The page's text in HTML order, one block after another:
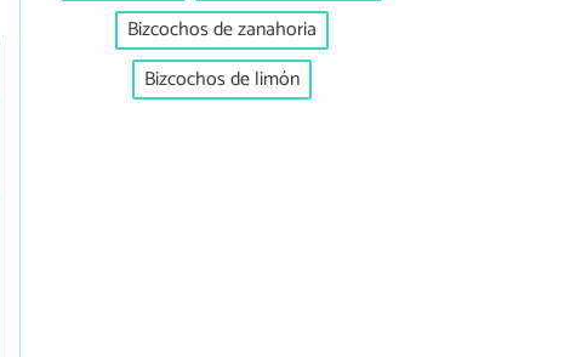
Bizcochos de zanahoria
Bizcochos de limón